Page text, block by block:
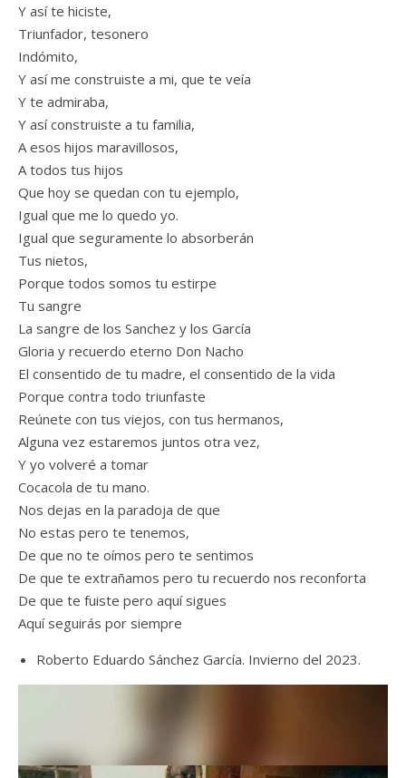
Y así te hiciste,
Triunfador, tesonero
Indómito,
Y así me construiste a mi, que te veía
Y te admiraba,
Y así construiste a tu familia,
A esos hijos maravillosos,
A todos tus hijos
Que hoy se quedan con tu ejemplo,
Igual que me lo quedo yo.
Igual que seguramente lo absorberán
Tus nietos,
Porque todos somos tu estirpe
Tu sangre
La sangre de los Sanchez y los García
Gloria y recuerdo eterno Don Nacho
El consentido de tu madre, el consentido de la vida
Porque contra todo triunfaste
Reúnete con tus viejos, con tus hermanos,
Alguna vez estaremos juntos otra vez,
Y yo volveré a tomar
Cocacola de tu mano.
Nos dejas en la paradoja de que
No estas pero te tenemos,
De que no te oímos pero te sentimos
De que te extrañamos pero tu recuerdo nos reconforta
De que te fuiste pero aquí sigues
Aquí seguirás por siempre
Roberto Eduardo Sánchez García. Invierno del 2023.